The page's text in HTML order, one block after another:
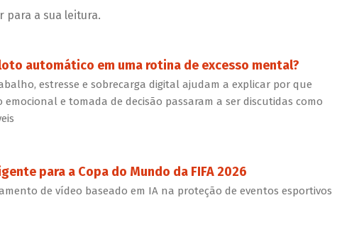
para a sua leitura.
automático em uma rotina de excesso mental?
estresse e sobrecarga digital ajudam a explicar por que
e tomada de decisão passaram a ser discutidas como
para a Copa do Mundo da FIFA 2026
de vídeo baseado em IA na proteção de eventos esportivos